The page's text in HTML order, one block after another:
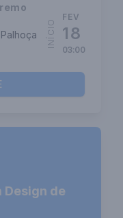
INÍCIO
FEV
18
03:00
Design de